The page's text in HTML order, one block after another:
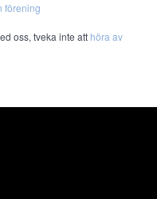
förening
oss, tveka inte att höra av